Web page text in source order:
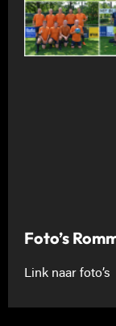
Foto’s
Link naar foto’s